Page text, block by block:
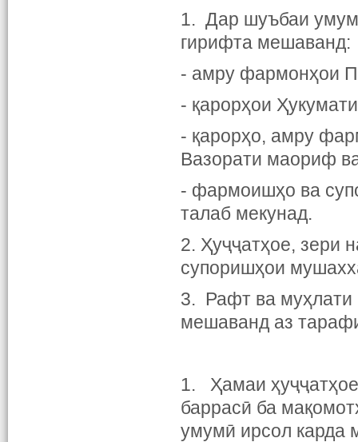
1. Дар шуъбаи
гирифта мешаванд:
- амру фармонҳои
- қарорҳои
- қарорҳо, амру
Вазорати маориф
- фармоишҳо ва
талаб мекунад.
2. Ҳуҷҷатҳое, зери
супоришҳои
3. Рафт ва муҳлати
мешаванд аз
1. Ҳамаи
баррасӣ ба
умумӣ ирсол карда